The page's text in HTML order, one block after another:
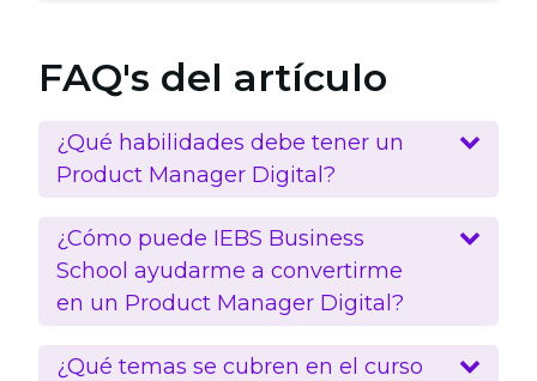
FAQ's del artículo
¿Qué habilidades debe tener un
Product Manager Digital?
¿Cómo puede IEBS Business
School ayudarme a convertirme
en un Product Manager Digital?
¿Qué temas se cubren en el curso